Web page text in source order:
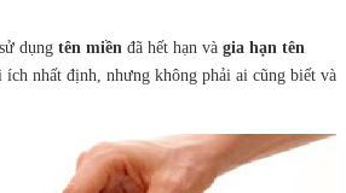
dụng tên miền đã hết hạn và gia hạn tên
nhất định, nhưng không phải ai cũng biết và